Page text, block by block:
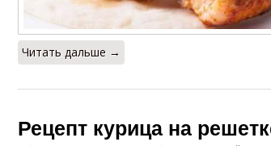
Читать дальше →
Рецепт курица на